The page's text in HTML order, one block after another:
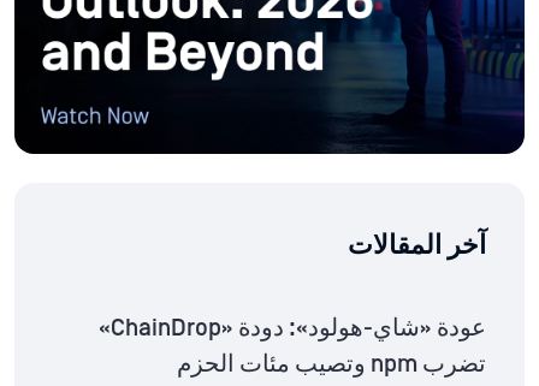
آخر المقالات
عودة «شاي-هولود»: دودة «ChainDrop»
تضرب npm وتصيب مئات الحزم